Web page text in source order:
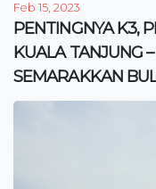
Feb 15, 2023
PENTINGNYA K3,
KUALA TANJUNG
SEMARAKKAN